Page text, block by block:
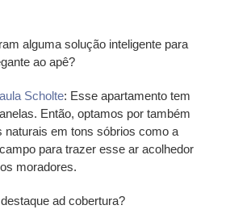
alguma solução inteligente para
ao apê?
Scholte: Esse apartamento tem
Então, optamos por também
naturais em tons sóbrios como a
para trazer esse ar acolhedor
moradores.
ad cobertura?